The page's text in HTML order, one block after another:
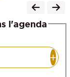
l'agenda